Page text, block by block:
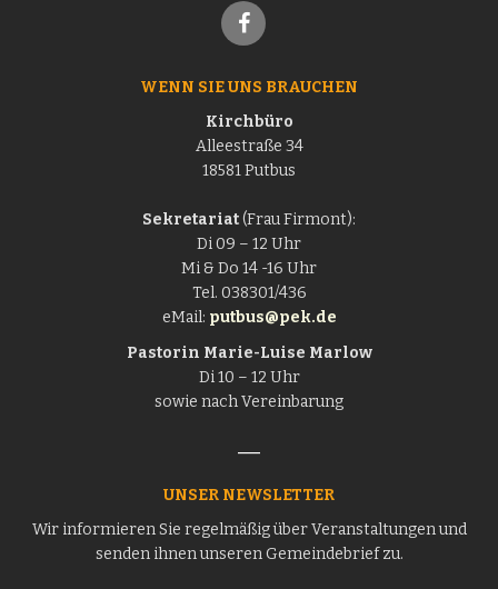
WENN SIE UNS BRAUCHEN
Kirchbüro
Alleestraße 34
18581 Putbus
Sekretariat(Frau Firmont):
Di 09 – 12 Uhr
Mi & Do 14 -16 Uhr
Tel. 038301/436
eMail: putbus@pek.de
Pastorin Marie-Luise Marlow
Di 10 – 12 Uhr
sowie nach Vereinbarung
UNSER NEWSLETTER
Wir informieren Sie regelmäßig über Veranstaltungen und
senden ihnen unseren Gemeindebrief zu.